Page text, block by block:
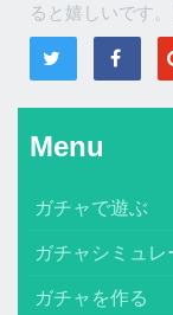
ると嬉しいです。
Menu
ガチャで遊ぶ
ガチャシミュレ
ガチャを作る